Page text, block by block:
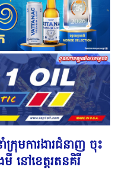
រុមការងារជំនាញ ចុះ
នៅខេត្តរតនគិរី